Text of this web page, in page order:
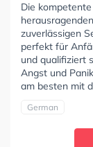
Die
zuverlässigen
perfekt für
und qualifiziert
Angst und
am besten mit
German